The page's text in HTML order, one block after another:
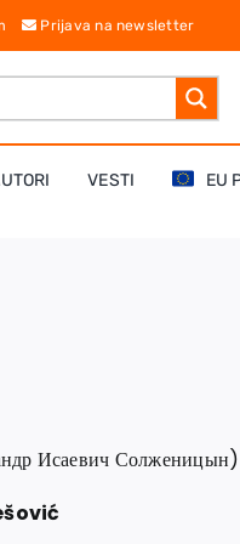
Prijava na newsletter
VESTI EU
Исаевич Солженицын)